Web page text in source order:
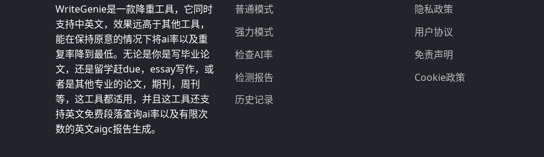
WriteGenie是一款降重工具，它同时
支持中英文，效果远高于其他工具，
能在保持原意的情况下将ai率以及重
复率降到最低。无论是你是写毕业论
文，还是留学赶due，essay写作，或
者是其他专业的论文，期刊，周刊
等，这工具都适用，并且这工具还支
持英文免费段落查询ai率以及有限次
数的英文aigc报告生成。
普通模式
强力模式
检查AI率
检测报告
历史记录
隐私政策
用户协议
免责声明
Cookie政策